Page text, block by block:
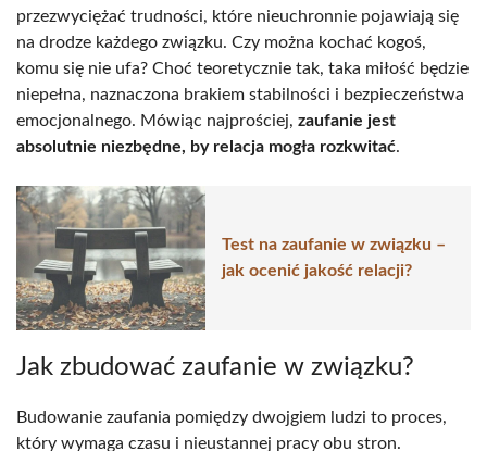
przezwyciężać trudności, które nieuchronnie pojawiają się
na drodze każdego związku. Czy można kochać kogoś,
komu się nie ufa? Choć teoretycznie tak, taka miłość będzie
niepełna, naznaczona brakiem stabilności i bezpieczeństwa
emocjonalnego. Mówiąc najprościej, zaufanie jest
absolutnie niezbędne, by relacja mogła rozkwitać.
Test na zaufanie w związku –
jak ocenić jakość relacji?
Jak zbudować zaufanie w związku?
Budowanie zaufania pomiędzy dwojgiem ludzi to proces,
który wymaga czasu i nieustannej pracy obu stron.